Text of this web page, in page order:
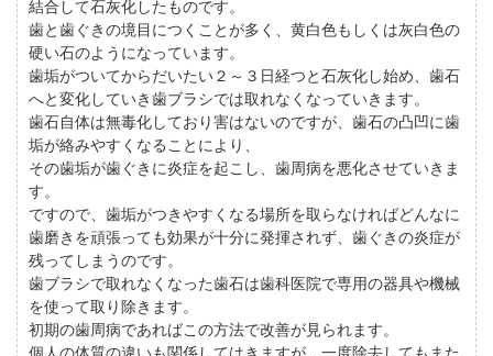
結合して石灰化したものです。
歯と歯ぐきの境目につくことが多く、黄白色もしくは灰白色の
硬い石のようになっています。
歯垢がついてからだいたい２～３日経つと石灰化し始め、歯石
へと変化していき歯ブラシでは取れなくなっていきます。
歯石自体は無毒化しており害はないのですが、歯石の凸凹に歯
垢が絡みやすくなることにより、
その歯垢が歯ぐきに炎症を起こし、歯周病を悪化させていきま
す。
ですので、歯垢がつきやすくなる場所を取らなければどんなに
歯磨きを頑張っても効果が十分に発揮されず、歯ぐきの炎症が
残ってしまうのです。
歯ブラシで取れなくなった歯石は歯科医院で専用の器具や機械
を使って取り除きます。
初期の歯周病であればこの方法で改善が見られます。